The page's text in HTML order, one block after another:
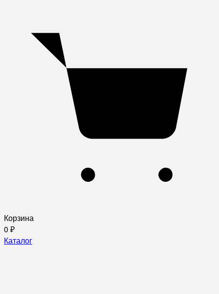
Корзина
0 ₽
Каталог